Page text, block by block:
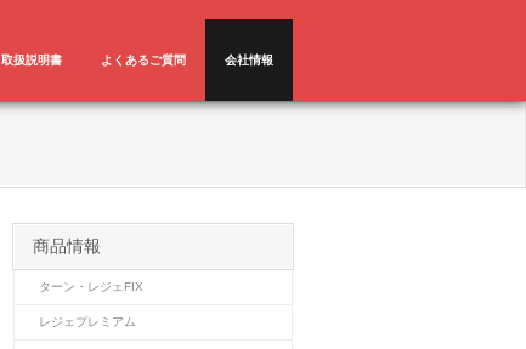
取扱説明書 よくあるご質問 会社情報
商品情報
ターン・レジェFIX
レジェプレミアム